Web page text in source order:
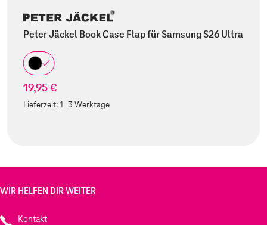
Peter Jäckel Book Case Flap für Samsung S26 Ultra
19,95 €
Lieferzeit:1-3 Werktage
WIR HELFEN DIR WEITER
Kontakt